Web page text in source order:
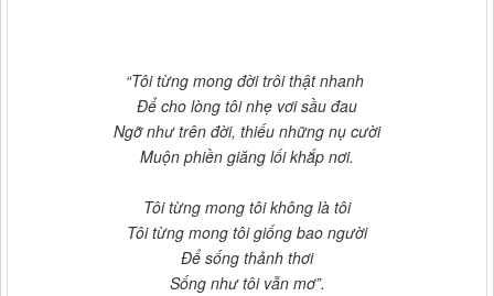
“Tôi từng mong đời trôi thật nhanh
Để cho lòng tôi nhẹ vơi sầu đau
Ngỡ như trên đời, thiếu những nụ cười
Muộn phiền giăng lối khắp nơi.
Tôi từng mong tôi không là tôi
Tôi từng mong tôi giống bao người
Để sống thảnh thơi
Sống như tôi vẫn mơ”.